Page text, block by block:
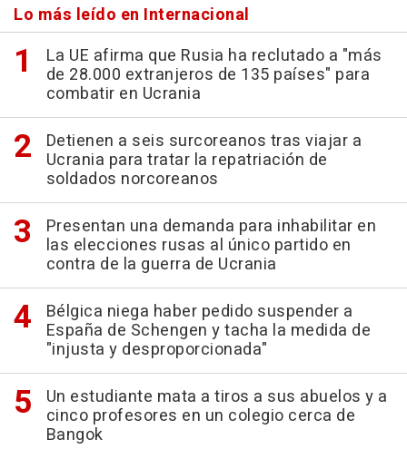
Lo más leído en Internacional
La UE afirma que Rusia ha reclutado a "más
de 28.000 extranjeros de 135 países" para
combatir en Ucrania
Detienen a seis surcoreanos tras viajar a
Ucrania para tratar la repatriación de
soldados norcoreanos
Presentan una demanda para inhabilitar en
las elecciones rusas al único partido en
contra de la guerra de Ucrania
Bélgica niega haber pedido suspender a
España de Schengen y tacha la medida de
"injusta y desproporcionada"
Un estudiante mata a tiros a sus abuelos y a
cinco profesores en un colegio cerca de
Bangok